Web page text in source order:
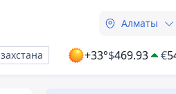
Алматы
+33°$469.93 €